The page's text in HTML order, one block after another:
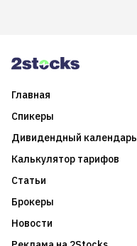
Главная
Спикеры
Дивидендный календарь
Калькулятор тарифов
Статьи
Брокеры
Новости